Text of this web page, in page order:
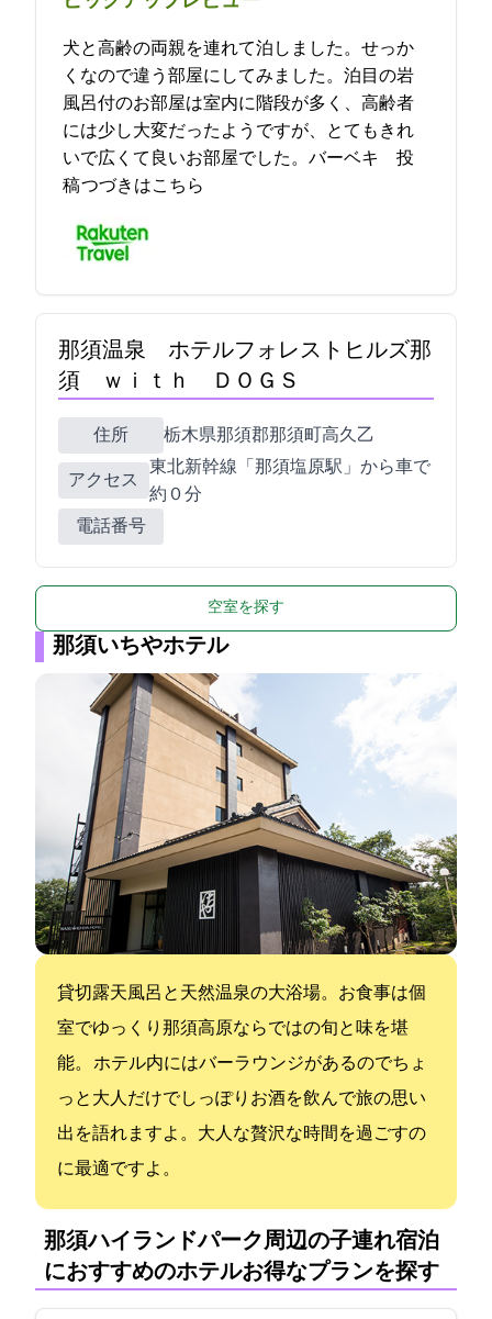
犬と高齢の両親を連れて2泊しました。せっか
くなので違う部屋にしてみました。1泊目の岩
風呂付のお部屋は室内に階段が多く、高齢者
には少し大変だったようですが、とてもきれ
いで広くて良いお部屋でした。バーベキ… 2021-09-12 09:43:19投
稿つづきはこちら
那須温泉 ホテルフォレストヒルズ那
須 ｗｉｔｈ ＤＯＧＳ
住所 栃木県那須郡那須町高久乙1880
アクセス
東北新幹線「那須塩原駅」から車で
約3０分
電話番号
空室を探す
那須いちやホテル
貸切露天風呂と天然温泉の大浴場。お食事は個
室でゆっくり那須高原ならではの旬と味を堪
能。 ホテル内にはバーラウンジがあるのでちょ
っと大人だけでしっぽりお酒を飲んで旅の思い
出を語れますよ。大人な贅沢な時間を過ごすの
に最適ですよ。
那須ハイランドパーク周辺の子連れ宿泊
におすすめのホテル:お得なプランを探す